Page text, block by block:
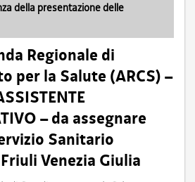
della presentazione delle
Regionale di
per la Salute (ARCS) –
– da assegnare
Sanitario
Venezia Giulia